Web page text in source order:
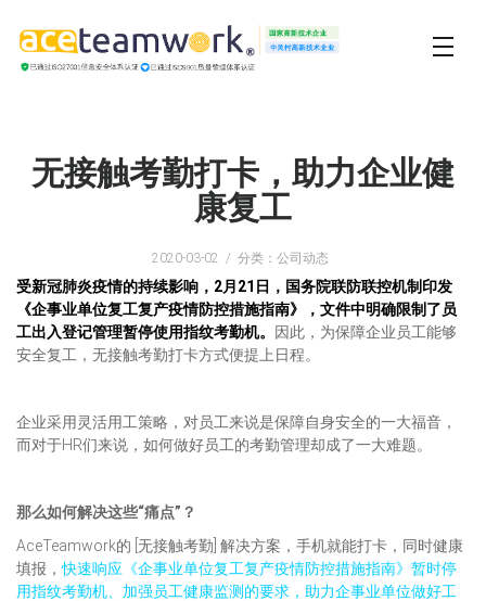
无接触考勤打卡，助力企业健
康复工
2020-03-02 分类：公司动态
受新冠肺炎疫情的持续影响，2月21日，国务院联防联控机制印发
《企事业单位复工复产疫情防控措施指南》，文件中明确限制了员
工出入登记管理暂停使用指纹考勤机。
因此，为保障企业员工能够
安全复工，无接触考勤打卡方式便提上日程。
企业采用灵活用工策略，对员工来说是保障自身安全的一大福音，
而对于HR们来说，如何做好员工的考勤管理却成了一大难题。
那么如何解决这些“痛点”？
AceTeamwork的 [无接触考勤] 解决方案，手机就能打卡，同时健康
填报，快速响应《企事业单位复工复产疫情防控措施指南》暂时停
用指纹考勤机、加强员工健康监测的要求，助力企事业单位做好工